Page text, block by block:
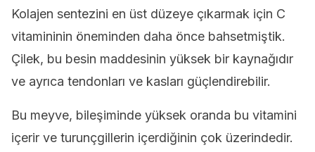
Kolajen sentezini en üst düzeye çıkarmak için C
vitamininin öneminden daha önce bahsetmiştik.
Çilek, bu besin maddesinin yüksek bir kaynağıdır
ve ayrıca tendonları ve kasları güçlendirebilir.
Bu meyve, bileşiminde yüksek oranda bu vitamini
içerir ve turunçgillerin içerdiğinin çok üzerindedir.